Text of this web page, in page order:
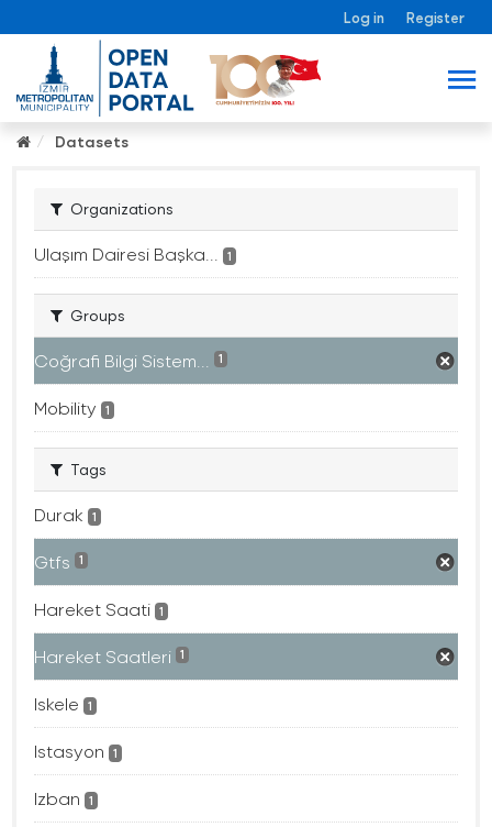
Log in Register
Datasets
Organizations
Ulaşım Dairesi Başka... 1
Groups
Coğrafi Bilgi Sistem... 1
Mobility 1
Tags
Durak 1
Gtfs 1
Hareket Saati 1
Hareket Saatleri 1
Iskele 1
Istasyon 1
Izban 1